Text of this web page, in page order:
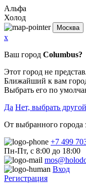
Альфа
Холод
Москва
x
Ваш город Columbus?
Этот город не
Ближайший к вам
Выбрать его по
Да Нет, выбрать другой
От выбранного города
+7 499
Пн-Пт, с 8:00 до 18:00
Вход
Регистрация